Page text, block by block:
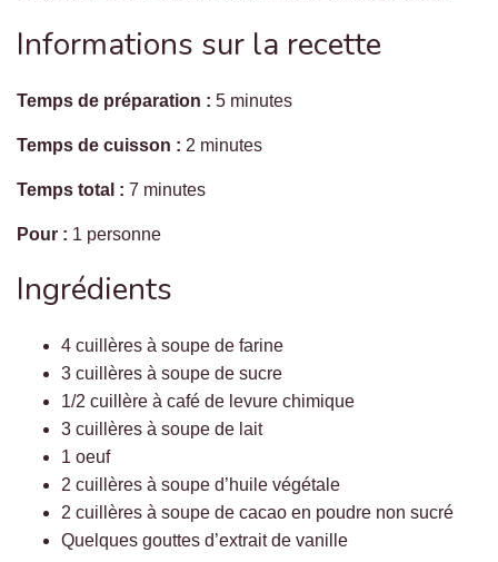
Informations sur la recette
Temps de préparation : 5 minutes
Temps de cuisson : 2 minutes
Temps total : 7 minutes
Pour : 1 personne
Ingrédients
4 cuillères à soupe de farine
3 cuillères à soupe de sucre
1/2 cuillère à café de levure chimique
3 cuillères à soupe de lait
1 oeuf
2 cuillères à soupe d’huile végétale
2 cuillères à soupe de cacao en poudre non sucré
Quelques gouttes d’extrait de vanille